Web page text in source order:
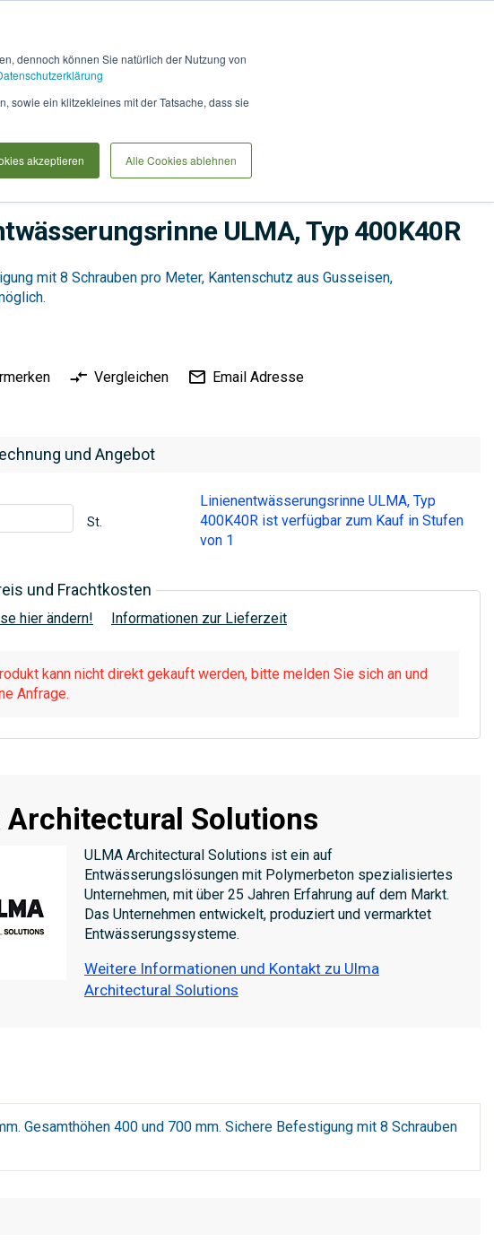
dennoch können Sie natürlich der Nutzung von
sowie ein klitzekleines mit der Tatsache, dass sie
akzeptieren Alle Cookies ablehnen
it
ULMA, Typ 400K40R
und Angebot
St.
Linienentwässerungsrinne ULMA, Typ
400K40R ist verfügbar zum Kauf in Stufen
von 1
und Frachtkosten
hier ändern! Informationen zur Lieferzeit
kann nicht direkt gekauft werden, bitte melden Sie sich an und
Anfrage.
Architectural Solutions
ULMA Architectural Solutions ist ein auf
Entwässerungslösungen mit Polymerbeton spezialisiertes
Unternehmen, mit über 25 Jahren Erfahrung auf dem Markt.
Das Unternehmen entwickelt, produziert und vermarktet
Entwässerungssysteme.
Weitere Informationen und Kontakt zu Ulma
Architectural Solutions
mit 8 Schrauben pro Meter, Kantenschutz aus Gusseisen,
Vergleichen Email Adresse
Gesamthöhen 400 und 700 mm. Sichere Befestigung mit 8 Schrauben